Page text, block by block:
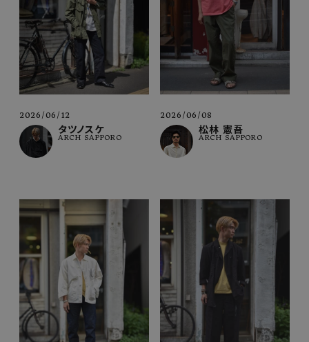
2026/06/12
タツノスケ
ARCH SAPPORO
2026/06/08
松林 憲吾
ARCH SAPPORO